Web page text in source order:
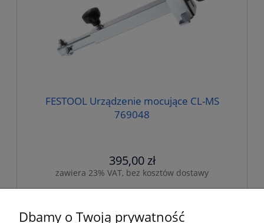
FESTOOL Urządzenie mocujące CL-MS
769048
395,00 zł
zawiera 23% VAT, bez kosztów dostawy
Dbamy o Twoją prywatność